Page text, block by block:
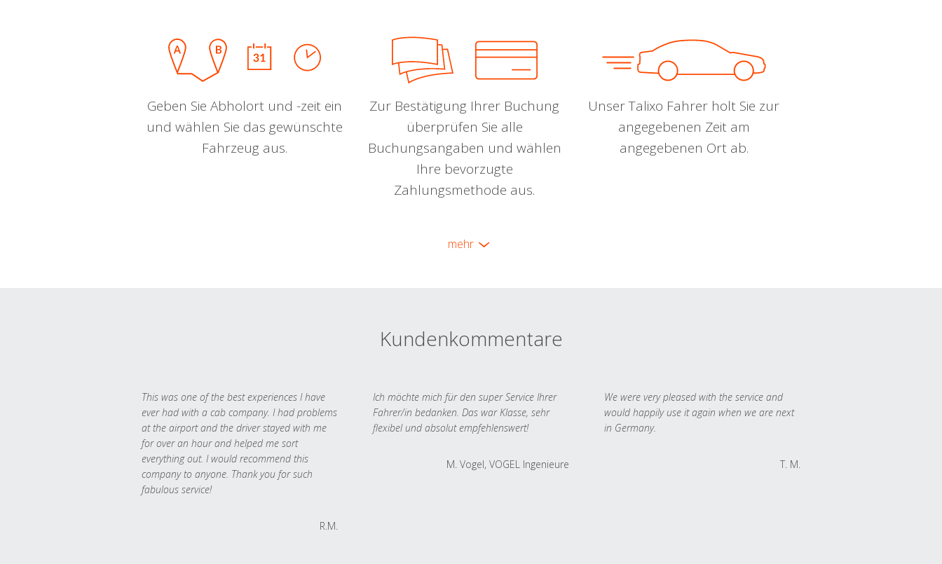
Geben Sie Abholort und -zeit ein
und wählen Sie das gewünschte
Fahrzeug aus.
Zur Bestätigung Ihrer Buchung
überprüfen Sie alle
Buchungsangaben und wählen
Ihre bevorzugte
Zahlungsmethode aus.
Unser Talixo Fahrer holt Sie zur
angegebenen Zeit am
angegebenen Ort ab.
mehr
Kundenkommentare
This was one of the best experiences I have
ever had with a cab company. I had problems
at the airport and the driver stayed with me
for over an hour and helped me sort
everything out. I would recommend this
company to anyone. Thank you for such
fabulous service!
R.M.
Ich möchte mich für den super Service Ihrer
Fahrer/in bedanken. Das war Klasse, sehr
flexibel und absolut empfehlenswert!
M. Vogel, VOGEL Ingenieure
We were very pleased with the service and
would happily use it again when we are next
in Germany.
T. M.